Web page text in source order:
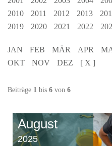
2010
2011 2012 2013
2019
2020 2021 2022
JAN FEB MÄR APR
OKT
NOV DEZ [ X ]
Beiträge 1 bis 6 von 6
August
2025